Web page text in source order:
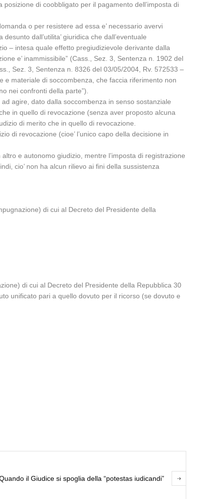
di coobbligato per il pagamento dell’imposta di
o per resistere ad essa e’ necessario avervi
dall’utilita’ giuridica che dall’eventuale
– intesa quale effetto pregiudizievole derivante dalla
e’ inammissibile” (Cass., Sez. 3, Sentenza n. 1902 del
Sez. 3, Sentenza n. 8326 del 03/05/2004, Rv. 572533 –
e materiale di soccombenza, che faccia riferimento non
nei confronti della parte”).
agire, dato dalla soccombenza in senso sostanziale
in quello di revocazione (senza aver proposto alcuna
di merito che in quello di revocazione.
di revocazione (cioe’ l’unico capo della decisione in
e autonomo giudizio, mentre l’imposta di registrazione
cio’ non ha alcun rilievo ai fini della sussistenza
di cui al Decreto del Presidente della
di cui al Decreto del Presidente della Repubblica 30
unificato pari a quello dovuto per il ricorso (se dovuto e
il Giudice si spoglia della “potestas iudicandi”